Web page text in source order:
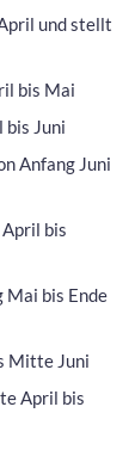
und stellt
bis Mai
bis Juni
Anfang Juni
bis
Mai bis Ende
Mitte Juni
April bis